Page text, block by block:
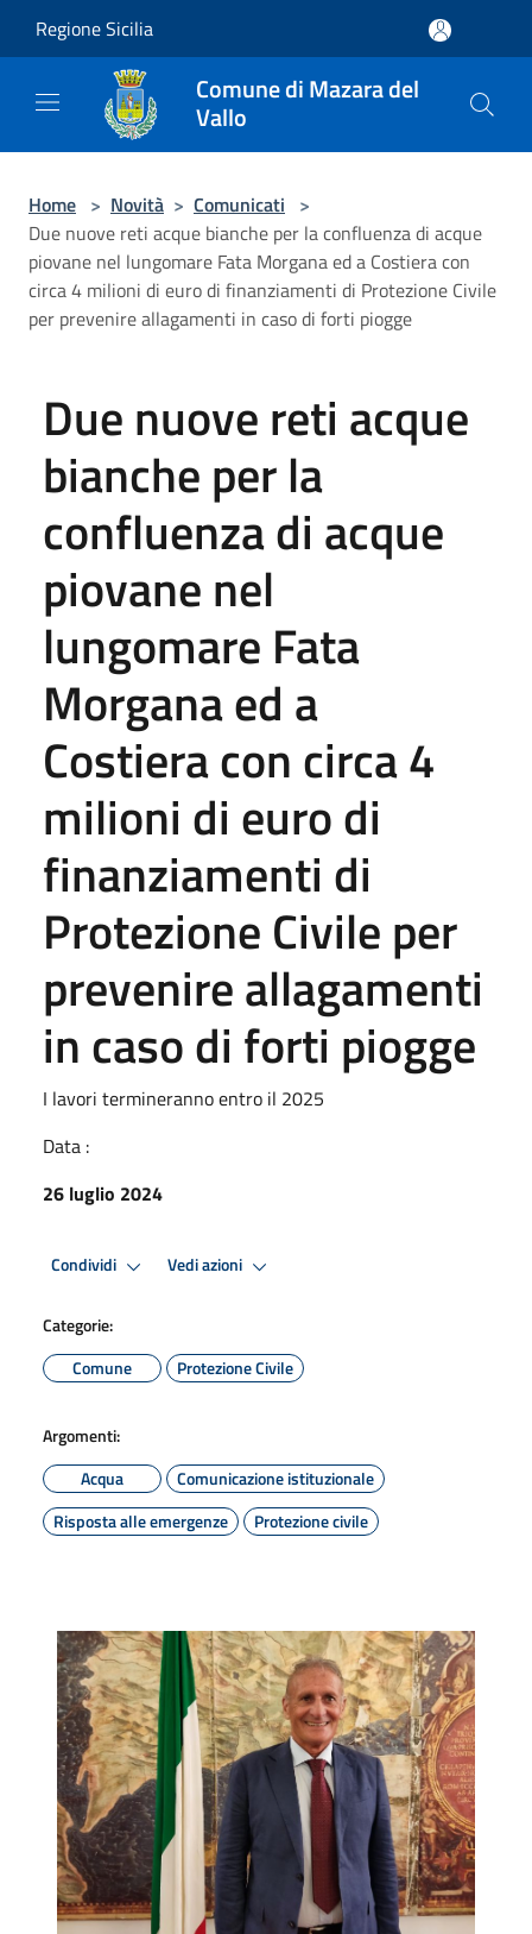
Regione Sicilia
Comune di Mazara del
Vallo
Home > Novità > Comunicati >
Due nuove reti acque bianche per la confluenza di acque
piovane nel lungomare Fata Morgana ed a Costiera con
circa 4 milioni di euro di finanziamenti di Protezione Civile
per prevenire allagamenti in caso di forti piogge
Due nuove reti acque
bianche per la
confluenza di acque
piovane nel
lungomare Fata
Morgana ed a
Costiera con circa 4
milioni di euro di
finanziamenti di
Protezione Civile per
prevenire allagamenti
in caso di forti piogge
I lavori termineranno entro il 2025
Data :
26 luglio 2024
Condividi Vedi azioni
Categorie:
Comune
Protezione Civile
Argomenti:
Acqua
Comunicazione istituzionale
Risposta alle emergenze
Protezione civile